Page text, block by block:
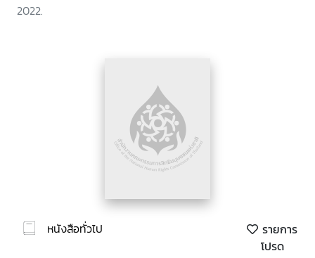
2022.
หนังสือทั่วไป
รายการ
โปรด